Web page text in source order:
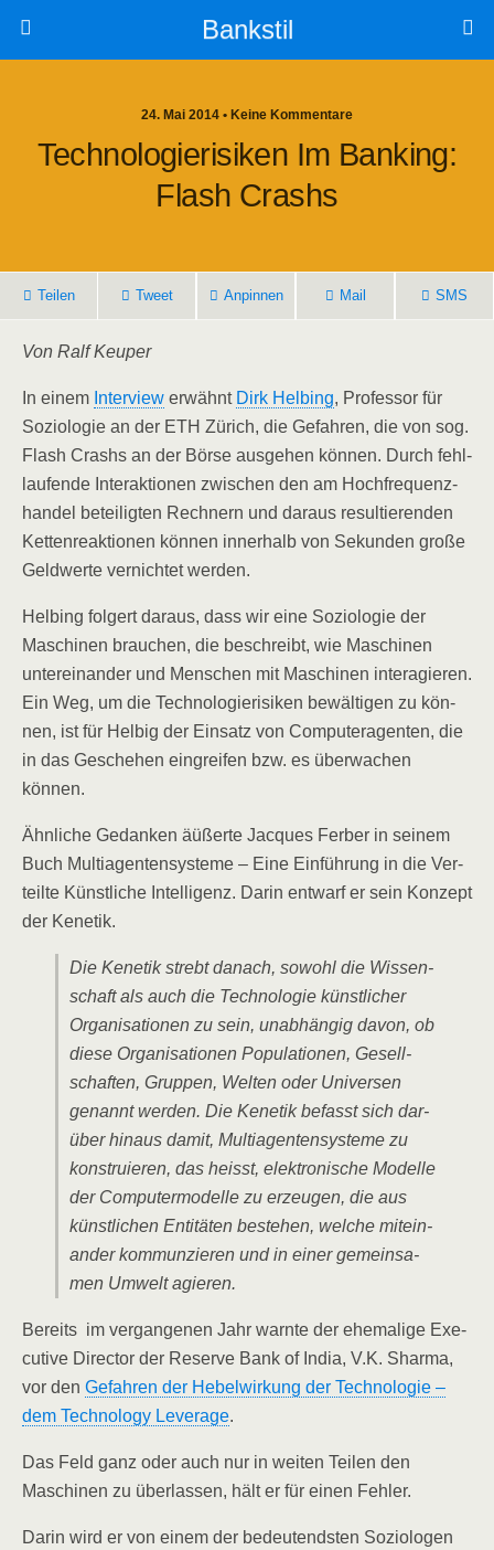
Bankstil
24. Mai 2014 • Keine Kommentare
Tech­no­lo­gie­ri­si­ken Im Ban­king:
Flash Crashs
Tei­len Tweet Anpin­nen Mail SMS
Von Ralf Keuper
In einem Inter­view erwähnt Dirk Hel­bing, Pro­fes­sor für
Sozio­lo­gie an der ETH Zürich, die Gefah­ren, die von sog.
Flash Crashs an der Bör­se aus­ge­hen kön­nen. Durch fehl­
lau­fen­de Inter­ak­tio­nen zwi­schen den am Hoch­fre­quenz­
han­del betei­lig­ten Rech­nern und dar­aus resul­tie­ren­den
Ket­ten­re­ak­tio­nen kön­nen inner­halb von Sekun­den gro­ße
Geld­wer­te ver­nich­tet werden.
Hel­bing fol­gert dar­aus, dass wir eine Sozio­lo­gie der
Maschi­nen brau­chen, die beschreibt, wie Maschi­nen
unter­ein­an­der und Men­schen mit Maschi­nen inter­agie­ren.
Ein Weg, um die Tech­no­lo­gie­ri­si­ken bewäl­ti­gen zu kön­
nen, ist für Hel­big der Ein­satz von Com­pu­ter­agen­ten, die
in das Gesche­hen ein­grei­fen bzw. es über­wa­chen
können.
Ähn­li­che Gedan­ken äüßer­te Jac­ques Fer­ber in sei­nem
Buch Mul­ti­agen­ten­sys­te­me – Eine Ein­füh­rung in die Ver­
teil­te Künst­li­che Intel­li­genz. Dar­in ent­warf er sein Kon­zept
der Kenetik.
Die Ken­etik strebt danach, sowohl die Wis­sen­
schaft als auch die Tech­no­lo­gie künst­li­cher
Orga­ni­sa­tio­nen zu sein, unab­hän­gig davon, ob
die­se Orga­ni­sa­tio­nen Popu­la­tio­nen, Gesell­
schaf­ten, Grup­pen, Wel­ten oder Uni­ver­sen
genannt wer­den. Die Ken­etik befasst sich dar­
über hin­aus damit, Mul­ti­agen­ten­sys­te­me zu
kon­stru­ie­ren, das heisst, elek­tro­ni­sche Model­le
der Com­pu­ter­mo­del­le zu erzeu­gen, die aus
künst­li­chen Enti­tä­ten bestehen, wel­che mit­ein­
an­der kom­mun­zie­ren und in einer gemein­sa­
men Umwelt agieren.
Bereits im ver­gan­ge­nen Jahr warn­te der ehe­ma­li­ge Exe­
cu­ti­ve Direc­tor der Reser­ve Bank of India, V.K. Shar­ma,
vor den Gefah­ren der Hebel­wir­kung der Tech­no­lo­gie –
dem Tech­no­lo­gy Levera­ge.
Das Feld ganz oder auch nur in wei­ten Tei­len den
Maschi­nen zu über­las­sen, hält er für einen Fehler.
Dar­in wird er von einem der bedeu­tends­ten Sozio­lo­gen